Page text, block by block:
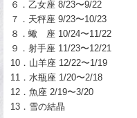
６．乙女座 8/23〜9/22
７．天秤座 9/23〜10/23
８．蠍 座 10/24〜11/22
９．射手座 11/23〜12/21
10．山羊座 12/22〜1/19
11．水瓶座 1/20〜2/18
12．魚座 2/19〜3/20
13．雪の結晶